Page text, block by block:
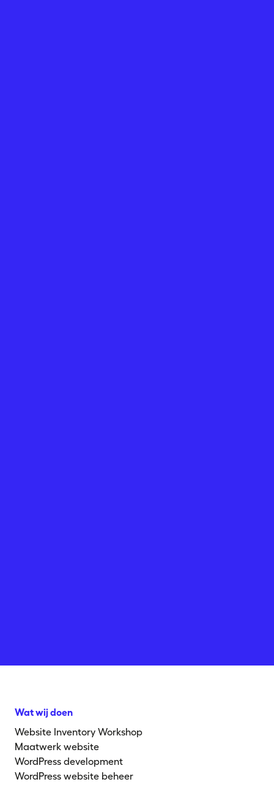
Wat wij doen
Website Inventory Workshop
Maatwerk website
WordPress development
WordPress website beheer